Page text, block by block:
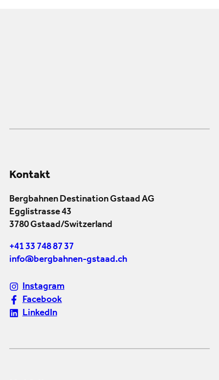
Kontakt
Bergbahnen Destination Gstaad AG
Egglistrasse 43
3780 Gstaad/Switzerland
+41 33 748 87 37
info@bergbahnen-gstaad.ch
Instagram
Facebook
LinkedIn